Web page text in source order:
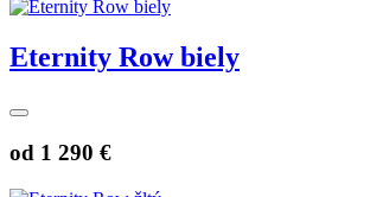
Eternity Row biely
od 1 290 €